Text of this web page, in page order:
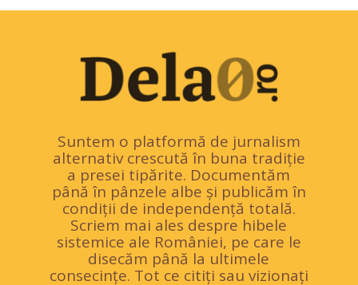
Suntem o platformă de jurnalism
alternativ crescută în buna tradiție
a presei tipărite. Documentăm
până în pânzele albe și publicăm în
condiții de independență totală.
Scriem mai ales despre hibele
sistemice ale României, pe care le
disecăm până la ultimele
consecințe. Tot ce citiți sau vizionați